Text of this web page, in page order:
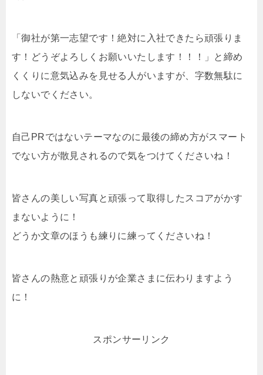
「御社が第一志望です！絶対に入社できたら頑張りま
す！どうぞよろしくお願いいたします！！！」と締め
くくりに意気込みを見せる人がいますが、字数無駄に
しないでください。
自己PRではないテーマなのに最後の締め方がスマート
でない方が散見されるので気をつけてくださいね！
皆さんの美しい写真と頑張って取得したスコアがかす
まないように！
どうか文章のほうも練りに練ってくださいね！
皆さんの熱意と頑張りが企業さまに伝わりますよう
に！
スポンサーリンク